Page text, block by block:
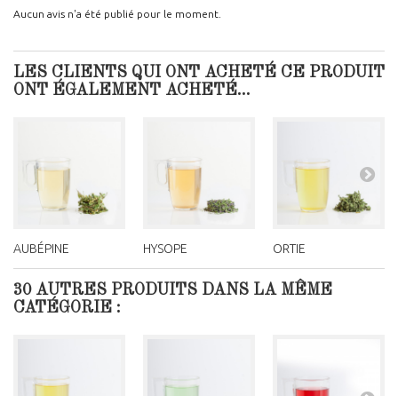
Aucun avis n'a été publié pour le moment.
LES CLIENTS QUI ONT ACHETÉ CE PRODUIT
ONT ÉGALEMENT ACHETÉ...
AUBÉPINE HYSOPE ORTIE
30 AUTRES PRODUITS DANS LA MÊME
CATÉGORIE :